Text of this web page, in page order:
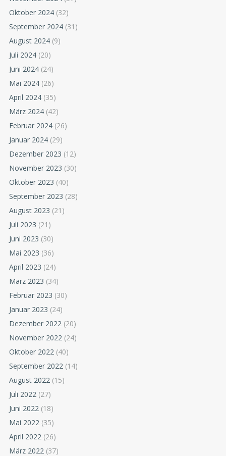
Oktober 2024 (32)
September 2024 (31)
August 2024 (9)
Juli 2024 (20)
Juni 2024 (24)
Mai 2024 (26)
April 2024 (35)
März 2024 (42)
Februar 2024 (26)
Januar 2024 (29)
Dezember 2023 (12)
November 2023 (30)
Oktober 2023 (40)
September 2023 (28)
August 2023 (21)
Juli 2023 (21)
Juni 2023 (30)
Mai 2023 (36)
April 2023 (24)
März 2023 (34)
Februar 2023 (30)
Januar 2023 (24)
Dezember 2022 (20)
November 2022 (24)
Oktober 2022 (40)
September 2022 (14)
August 2022 (15)
Juli 2022 (27)
Juni 2022 (18)
Mai 2022 (35)
April 2022 (26)
März 2022 (37)